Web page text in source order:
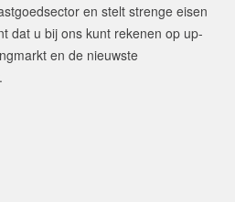
en stelt strenge eisen
dat u bij ons kunt rekenen op up-
en de nieuwste